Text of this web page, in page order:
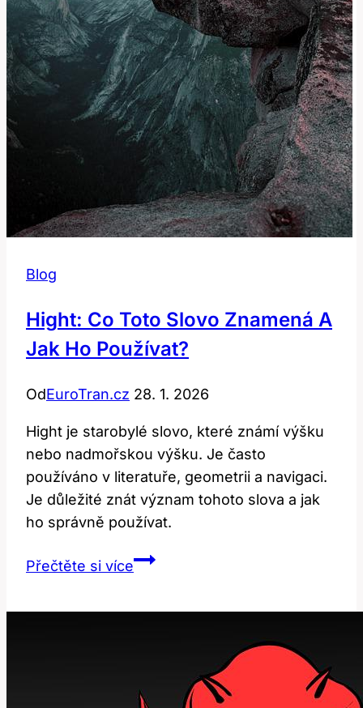
Blog
Hight: Co Toto Slovo Znamená A
Jak Ho Používat?
OdEuroTran.cz 28. 1. 2026
Hight je starobylé slovo, které známí výšku
nebo nadmořskou výšku. Je často
používáno v literatuře, geometrii a navigaci.
Je důležité znát význam tohoto slova a jak
ho správně používat.
Přečtěte si víceHight:
jak